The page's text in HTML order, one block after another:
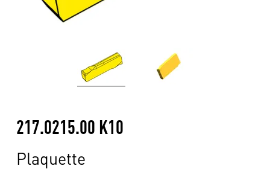
217.0215.00 K10
Plaquette